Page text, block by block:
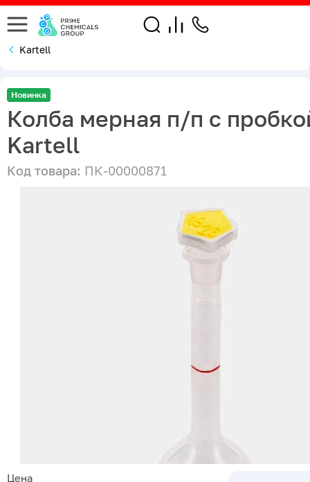
Kartell
Новинка
Колба мерная п/п с
Kartell
Код товара: ПК-00000871
Цена